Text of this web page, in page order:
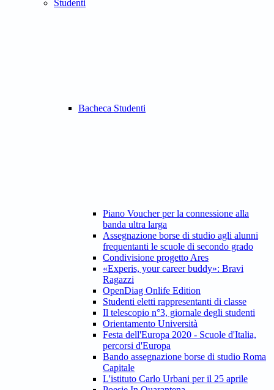
Studenti
Bacheca Studenti
Piano Voucher per la connessione alla
banda ultra larga
Assegnazione borse di studio agli alunni
frequentanti le scuole di secondo grado
Condivisione progetto Ares
«Experis, your career buddy»: Bravi
Ragazzi
OpenDiag Onlife Edition
Studenti eletti rappresentanti di classe
Il telescopio n°3, giornale degli studenti
Orientamento Università
Festa dell'Europa 2020 - Scuole d'Italia,
percorsi d'Europa
Bando assegnazione borse di studio Roma
Capitale
L'istituto Carlo Urbani per il 25 aprile